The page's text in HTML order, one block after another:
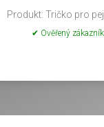
Produkt: Tričko pro
✔ Ověřený zákazník